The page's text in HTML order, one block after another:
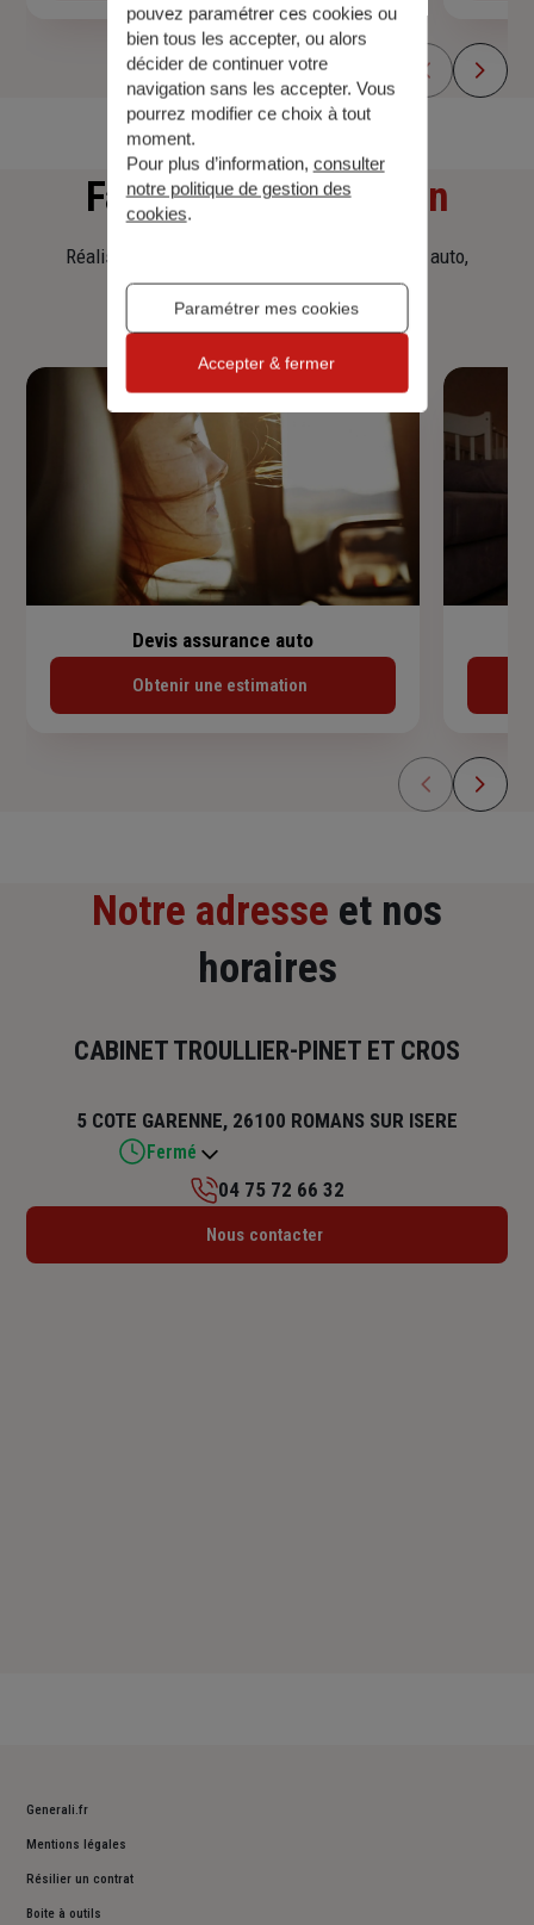
Faitesune simulation
Réalisez une simulation tarifaire d'assurance, auto,
habitation, prêt immobilier.
Devis assurance auto
Obtenir une estimation
Notre adresse et nos
horaires
CABINET TROULLIER-PINET ET CROS
5 COTE GARENNE, 26100 ROMANS SUR ISERE
Fermé
Lundi : 09h – 12h / 13h30 – 18h
04 75 72 66 32
Nous contacter
Generali.fr
Mentions légales
Résilier un contrat
Boite à outils
pouvez paramétrer ces cookies ou
bien tous les accepter, ou alors
décider de continuer votre
navigation sans les accepter. Vous
pourrez modifier ce choix à tout
moment.
Pour plus d’information, consulter
notre politique de gestion des
cookies.
Paramétrer mes cookies
Accepter & fermer